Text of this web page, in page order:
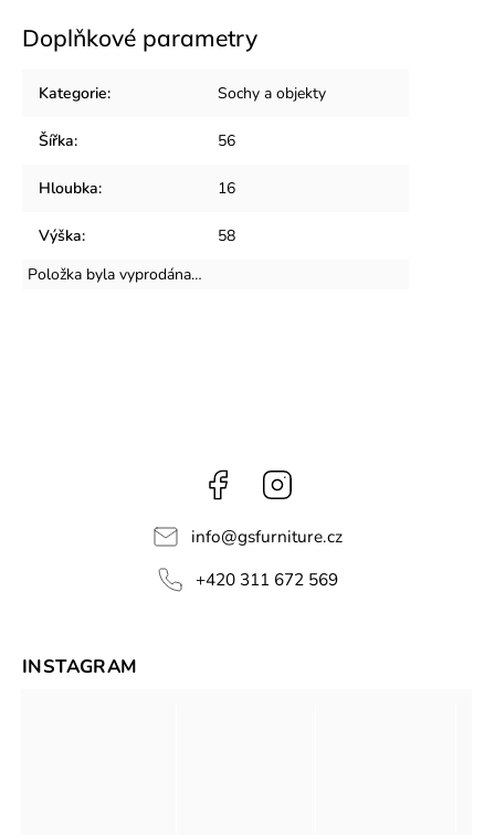
Doplňkové parametry
Kategorie: Sochy a objekty
Šířka: 56
Hloubka: 16
Výška:
58
Položka byla vyprodána…
Facebook
info@gsfurniture.cz
+420 311 672 569
INSTAGRAM